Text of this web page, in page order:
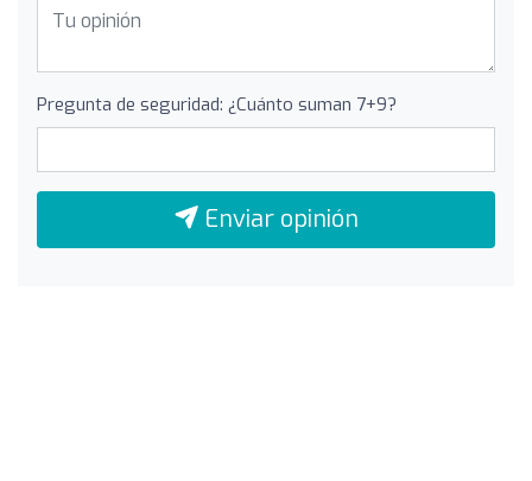
Pregunta de seguridad: ¿Cuánto suman 7+9?
Enviar opinión